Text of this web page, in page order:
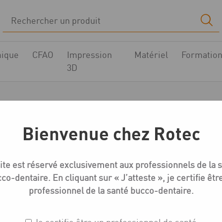
CFAO
Impression
3D
Matériel
résine Gebdi
Bienvenue chez Rotec
est réservé exclusivement aux professionnels de la
dentaire. En cliquant sur « J’atteste », je certifie
professionnel de la santé bucco-dentaire.